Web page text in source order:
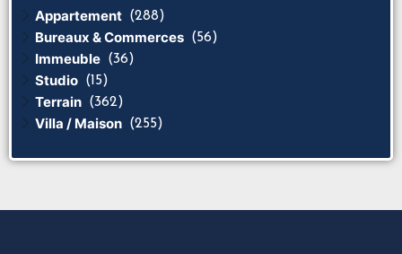
Appartement (288)
Bureaux & Commerces (56)
Immeuble (36)
Studio (15)
Terrain (362)
Villa / Maison (255)